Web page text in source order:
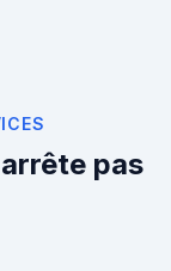
pas